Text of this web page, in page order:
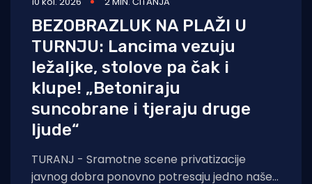
BEZOBRAZLUK NA PLAŽI U
TURNJU: Lancima vezuju
ležaljke, stolove pa čak i
klupe! „Betoniraju
suncobrane i tjeraju druge
ljude“
TURANJ - Sramotne scene privatizacije
javnog dobra ponovno potresaju jedno naše